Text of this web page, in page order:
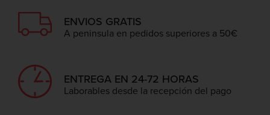
ENVIOS GRATIS
A peninsula en pedidos superiores a 50€
ENTREGA EN 24-72 HORAS
Laborables desde la recepción del pago